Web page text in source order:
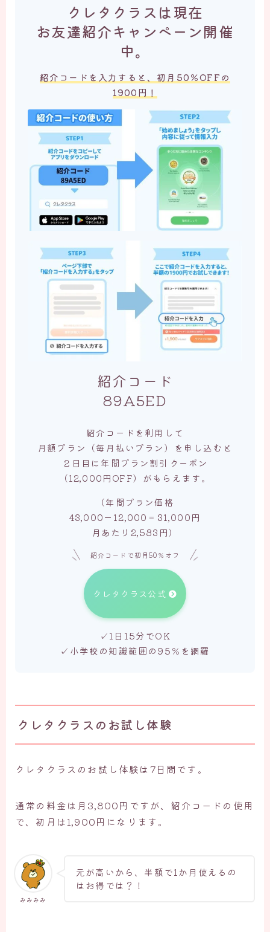
クレタクラスは現在
お友達紹介キャンペーン開催
中。
紹介コードを入力すると、初月50％OFFの
1900円！
紹介コード
89A5ED
紹介コードを利用して
月額プラン（毎月払いプラン）を申し込むと
２日目に年間プラン割引クーポン
（12,000円OFF）がもらえます。
（年間プラン価格
43,000ー12,000＝31,000円
月あたり2,583円）
紹介コードで初月50％オフ
クレタクラス公式
✓1日15分でOK
✓小学校の知識範囲の95％を網羅
クレタクラスのお試し体験
クレタクラスのお試し体験は7日間です。
通常の料金は月3,800円ですが、紹介コードの使用
で、初月は1,900円になります。
みみみみ
元が高いから、半額で1か月使えるの
はお得では？！